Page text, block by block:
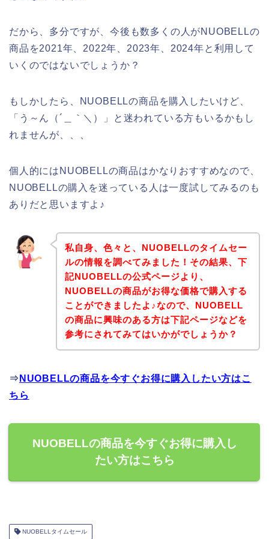
だから、多分ですが、今後も数多くの人がNUOBELLの
商品を2021年、2022年、2023年、2024年と利用して
いくのではないでしょうか？
もしかしたら、NUOBELLの商品を購入したいけど、
「う～ん（´＿｀＼）」と迷われている方もいるかもし
れませんが、、、
個人的にはNUOBELLの商品はかなりおすすめなので、
NUOBELLの購入を迷っている人は一度試してみるのも
ありだと思いますよ♪
私自身、色々と、NUOBELLのタイムセー
ルの情報を調べてみました！その結果、下
記NUOBELLの公式ページより、
NUOBELLの商品がお得な価格で購入する
ことができましたよ♪なので、NUOBELL
の商品に興味のある方は下記ページなどを
参考にされてみてはいかがでしょうか？
⇒ NUOBELLの商品を今すぐお得に購入したい方はこ
ちら
NUOBELLの商品を今すぐお得に購入し
たい方はこちら
NUOBELLタイムセール